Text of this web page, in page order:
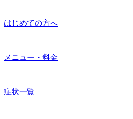
はじめての方へ
メニュー・料金
症状一覧